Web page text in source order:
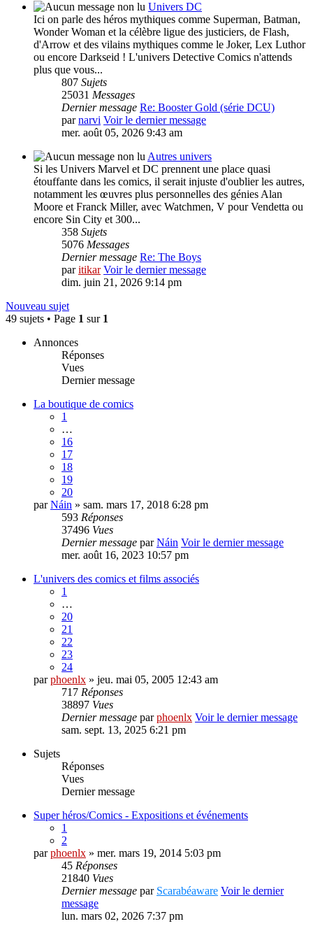
Univers DC
Ici on parle des héros mythiques comme Superman, Batman,
Wonder Woman et la célèbre ligue des justiciers, de Flash,
d'Arrow et des vilains mythiques comme le Joker, Lex Luthor
ou encore Darkseid ! L'univers Detective Comics n'attends
plus que vous...
807 Sujets
25031 Messages
Dernier message Re: Booster Gold (série DCU)
parnarvi Voir le dernier message
mer. août 05, 2026 9:43 am
Autres univers
Si les Univers Marvel et DC prennent une place quasi
étouffante dans les comics, il serait injuste d'oublier les autres,
notamment les œuvres plus personnelles des génies Alan
Moore et Franck Miller, avec Watchmen, V pour Vendetta ou
encore Sin City et 300...
358 Sujets
5076 Messages
Dernier message Re: The Boys
paritikar Voir le dernier message
dim. juin 21, 2026 9:14 pm
Nouveau sujet
49 sujets • Page 1 sur 1
Annonces
Réponses
Vues
Dernier message
La boutique de comics
1
…
16
17
18
19
20
parNáin » sam. mars 17, 2018 6:28 pm
593 Réponses
37496 Vues
Dernier message parNáin Voir le dernier message
mer. août 16, 2023 10:57 pm
L'univers des comics et films associés
1
…
20
21
22
23
24
parphoenlx » jeu. mai 05, 2005 12:43 am
717 Réponses
38897 Vues
Dernier message parphoenlx Voir le dernier message
sam. sept. 13, 2025 6:21 pm
Sujets
Réponses
Vues
Dernier message
Super héros/Comics - Expositions et événements
1
2
parphoenlx » mer. mars 19, 2014 5:03 pm
45 Réponses
21840 Vues
Dernier message par Scarabéaware Voir le dernier
message
lun. mars 02, 2026 7:37 pm